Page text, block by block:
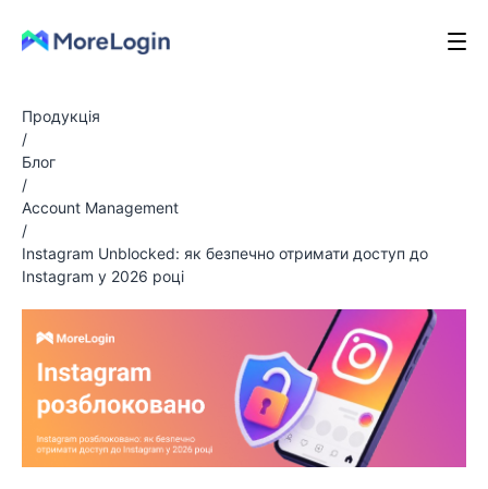
Продукція
/
Блог
/
Account Management
/
Instagram Unblocked: як безпечно отримати доступ до
Instagram у 2026 році